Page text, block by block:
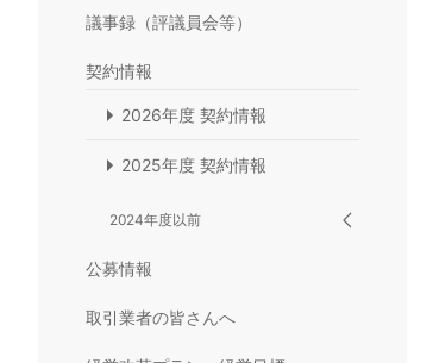
議事録（評議員会等）
契約情報
2026年度 契約情報
2025年度 契約情報
2024年度以前
公募情報
取引業者の皆さんへ